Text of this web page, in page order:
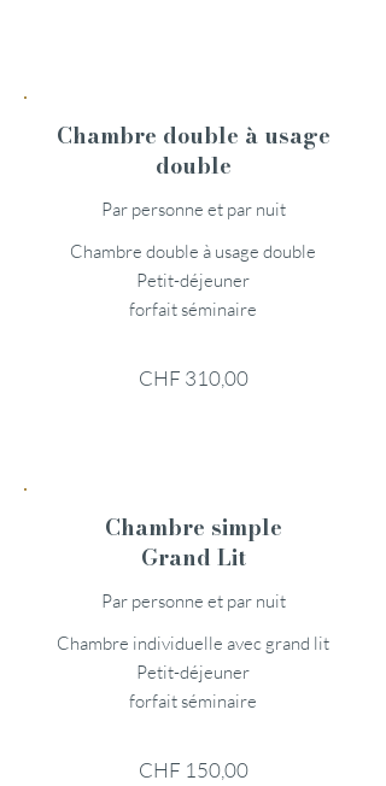
Chambre double à usage
double
Par personne et par nuit
Chambre double à usage double
Petit-déjeuner
forfait séminaire
CHF 310,00
Chambre simple
Grand Lit
Par personne et par nuit
Chambre individuelle avec grand lit
Petit-déjeuner
forfait séminaire
CHF 150,00